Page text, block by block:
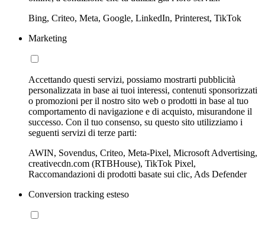
Bing, Criteo, Meta, Google, LinkedIn, Printerest, TikTok
Marketing
Accettando questi servizi, possiamo mostrarti pubblicità
personalizzata in base ai tuoi interessi, contenuti sponsorizzati
o promozioni per il nostro sito web o prodotti in base al tuo
comportamento di navigazione e di acquisto, misurandone il
successo. Con il tuo consenso, su questo sito utilizziamo i
seguenti servizi di terze parti:
AWIN, Sovendus, Criteo, Meta-Pixel, Microsoft Advertising,
creativecdn.com (RTBHouse), TikTok Pixel,
Raccomandazioni di prodotti basate sui clic, Ads Defender
Conversion tracking esteso